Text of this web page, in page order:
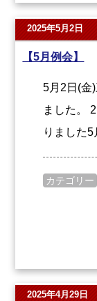
2025年5月2日
【5月例会】
5月2日(金
ました。
りました
カテゴリー
2025年4月29日